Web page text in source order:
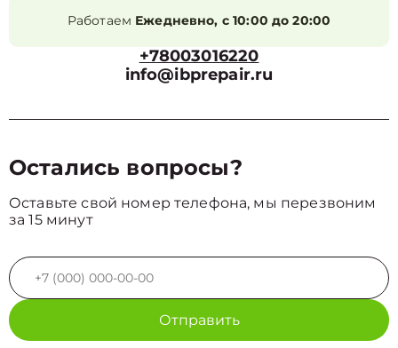
Работаем Ежедневно, с 10:00 до 20:00
+78003016220
info@ibprepair.ru
Остались вопросы?
Оставьте свой номер телефона, мы перезвоним
за 15 минут
Отправить